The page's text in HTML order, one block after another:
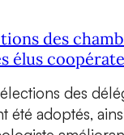
des
élus
des
été adoptés,